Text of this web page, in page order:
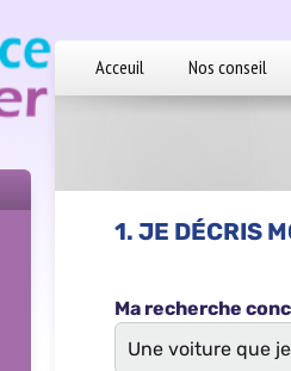
Acceuil Nos conseil